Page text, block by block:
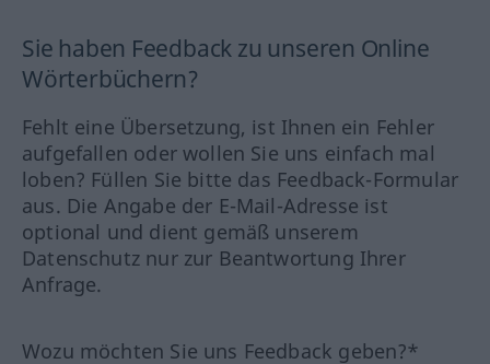
Sie haben Feedback zu unseren Online
Wörterbüchern?
Fehlt eine Übersetzung, ist Ihnen ein Fehler
aufgefallen oder wollen Sie uns einfach mal
loben? Füllen Sie bitte das Feedback-Formular
aus. Die Angabe der E-Mail-Adresse ist
optional und dient gemäß unserem
Datenschutz nur zur Beantwortung Ihrer
Anfrage.
Wozu möchten Sie uns Feedback geben?*